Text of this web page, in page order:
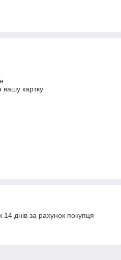
вашу картку
днів за рахунок покупця